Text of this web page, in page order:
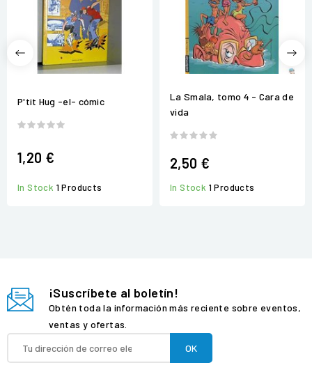
P'tit Hug -el- cómic
1,20 €
In Stock 1 Products
La Smala, tomo 4 - Cara de
vida
2,50 €
In Stock 1 Products
¡Suscríbete al boletín!
Obtén toda la información más reciente sobre eventos,
ventas y ofertas.